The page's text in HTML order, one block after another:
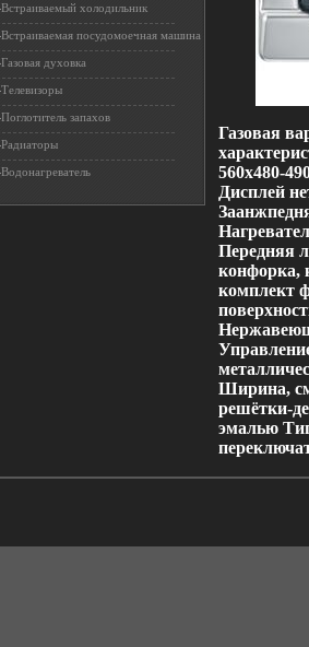
Встраиваемый холодильник
Встраиваемая посудомоечная машина
Газовая духовка
Телевизоры
Поглотитель запахов
Радиаторы
Водонагреватель
Газовая
560х480-
Дисплей
Передняя
конфорка,
комплект
Ширина,
решётки-
эмалью